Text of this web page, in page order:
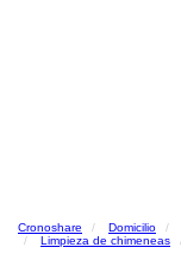
Cronoshare Domicilio
Limpieza de chimeneas